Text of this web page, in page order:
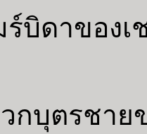
บิดาของเ
กบุตรชาย